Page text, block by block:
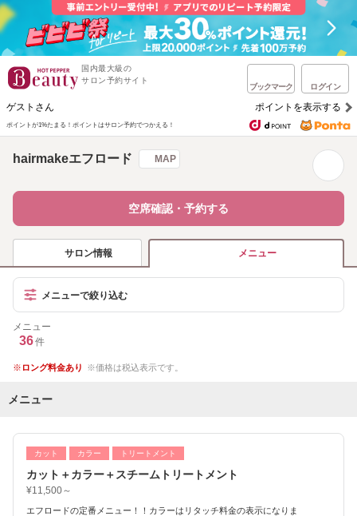
国内最大級の
サロン予約サイト
ブックマーク ログイン
ゲストさん ポイントを表示する
ポイントが1%たまる！ ポイントはサロン予約でつかえる！
hairmakeエフロード MAP
空席確認・予約する
サロン情報 メニュー
メニューで絞り込む
メニュー
36件
ロング料金あり 価格は税込表示です。
メニュー
カット カラー トリートメント
カット＋カラー＋スチームトリートメント
¥11,500～
エフロードの定番メニュー！！カラーはリタッチ料金の表示になりま